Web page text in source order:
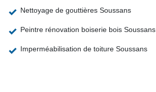
Nettoyage de gouttières Soussans
Peintre rénovation boiserie bois Soussans
Imperméabilisation de toiture Soussans